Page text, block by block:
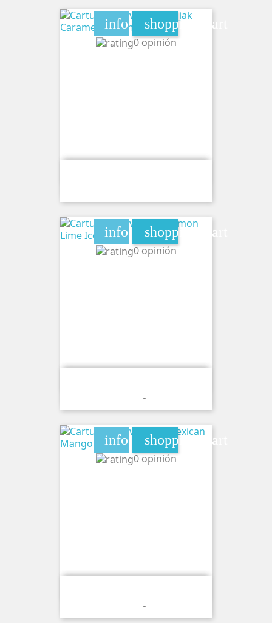
info shopping_cart
0 opinión
info shopping_cart
0 opinión
info shopping_cart
0 opinión